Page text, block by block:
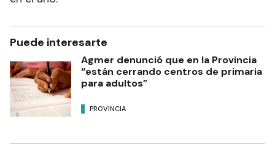
Puede interesarte
Agmer denunció que en la Provincia
“están cerrando centros de primaria
para adultos”
PROVINCIA